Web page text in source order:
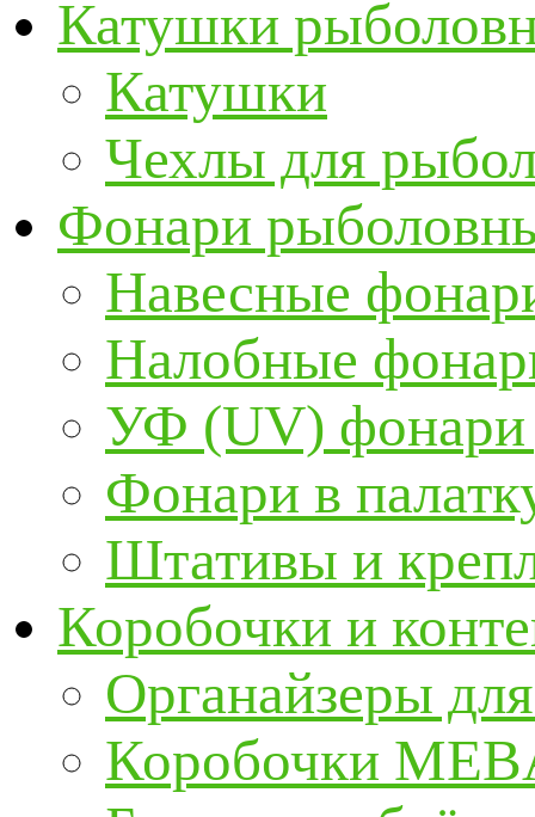
Катушки
Катушки
Чехлы для
Фонари
Навесные
Налобные
УФ (UV) фонари
Фонари в
Штативы и
Коробочки и
Органайзеры
Коробочки